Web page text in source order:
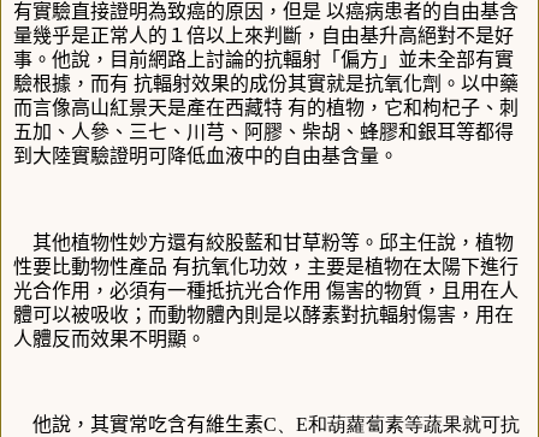
有實驗直接證明為致癌的原因，但是 以癌病患者的自由基含
量幾乎是正常人的１倍以上來判斷，自由基升高絕對不是好
事。他說，目前網路上討論的抗輻射「偏方」並未全部有實
驗根據，而有 抗輻射效果的成份其實就是抗氧化劑。以中藥
而言像高山紅景天是產在西藏特 有的植物，它和枸杞子、刺
五加、人參、三七、川芎、阿膠、柴胡、蜂膠和銀耳等都得
到大陸實驗證明可降低血液中的自由基含量。
其他植物性妙方還有絞股藍和甘草粉等。邱主任說，植物
性要比動物性產品 有抗氧化功效，主要是植物在太陽下進行
光合作用，必須有一種抵抗光合作用 傷害的物質，且用在人
體可以被吸收；而動物體內則是以酵素對抗輻射傷害，用在
人體反而效果不明顯。
他說，其實常吃含有維生素C、E和葫蘿蔔素等蔬果就可抗